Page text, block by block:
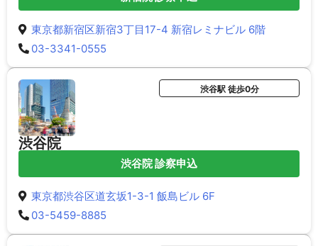
東京都新宿区新宿3丁目17-4 新宿レミナビル 6階
03-3341-0555
渋谷院
渋谷駅 徒歩0分
渋谷院 診察申込
東京都渋谷区道玄坂1-3-1 飯島ビル 6F
03-5459-8885